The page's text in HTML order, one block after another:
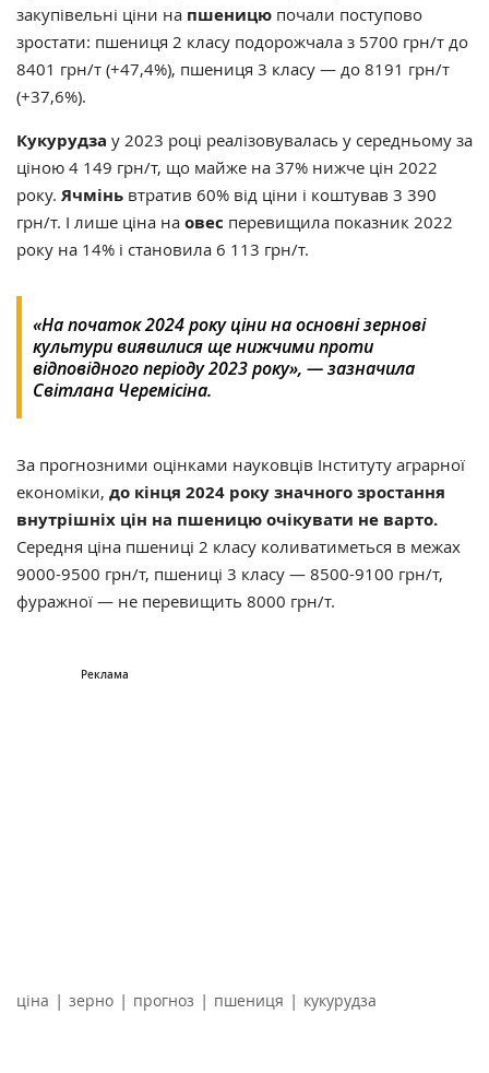
закупівельні ціни на пшеницю почали поступово
зростати: пшениця 2 класу подорожчала з 5700 грн/т до
8401 грн/т (+47,4%), пшениця 3 класу — до 8191 грн/т
(+37,6%).
Кукурудза у 2023 році реалізовувалась у середньому за
ціною 4 149 грн/т, що майже на 37% нижче цін 2022
року. Ячмінь втратив 60% від ціни і коштував 3 390
грн/т. І лише ціна на овес перевищила показник 2022
року на 14% і становила 6 113 грн/т.
«На початок 2024 року ціни на основні зернові
культури виявилися ще нижчими проти
відповідного періоду 2023 року», — зазначила
Світлана Черемісіна.
За прогнозними оцінками науковців Інституту аграрної
економіки, до кінця 2024 року значного зростання
внутрішніх цін на пшеницю очікувати не варто.
Середня ціна пшениці 2 класу коливатиметься в межах
9000-9500 грн/т, пшениці 3 класу — 8500-9100 грн/т,
фуражної — не перевищить 8000 грн/т.
ціна | зерно | прогноз | пшениця | кукурудза